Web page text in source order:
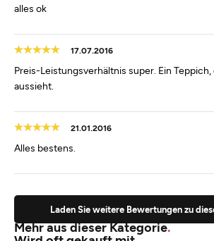
alles ok
17.07.2016
Preis-Leistungsverhältnis super. Ein
aussieht.
21.01.2016
Alles bestens.
Laden Sie weitere Bewertungen zu
Mehr aus dieser Kategorie